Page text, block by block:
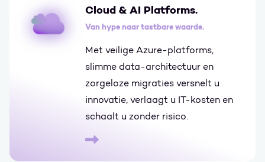
Cloud & AI Platforms.
Van hype naar tastbare waarde.
Met veilige Azure-platforms,
slimme data-architectuur en
zorgeloze migraties versnelt u
innovatie, verlaagt u IT-kosten en
schaalt u zonder risico.
Go to Cloud & AI Platforms.